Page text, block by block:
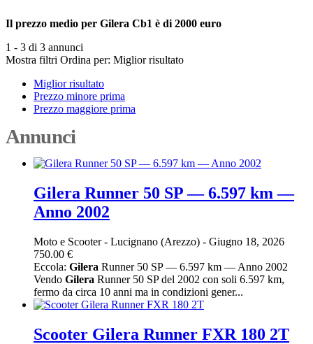
Il prezzo medio per Gilera Cb1 è di 2000 euro
1 - 3 di 3 annunci
Mostra filtri Ordina per: Miglior risultato
Miglior risultato
Prezzo minore prima
Prezzo maggiore prima
Annunci
Gilera Runner 50 SP — 6.597 km —
Anno 2002
Moto e Scooter- Lucignano (Arezzo) - Giugno 18, 2026
750.00 €
Eccola: Gilera Runner 50 SP — 6.597 km — Anno 2002
Vendo Gilera Runner 50 SP del 2002 con soli 6.597 km,
fermo da circa 10 anni ma in condizioni gener...
Scooter Gilera Runner FXR 180 2T